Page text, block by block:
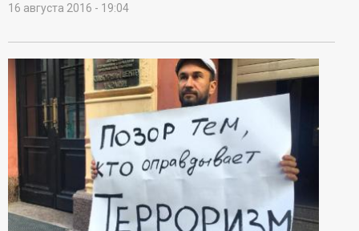
ы
й
п
о
р
т
16 августа 2016 - 19:04